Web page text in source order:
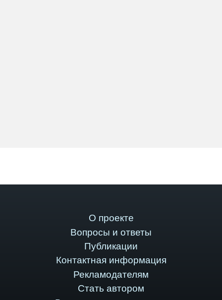
О проекте
Вопросы и ответы
Публикации
Контактная информация
Рекламодателям
Стать автором